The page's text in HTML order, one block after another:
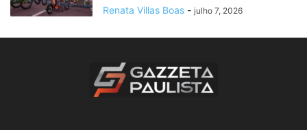
Renata Villas Boas - julho 7, 2026